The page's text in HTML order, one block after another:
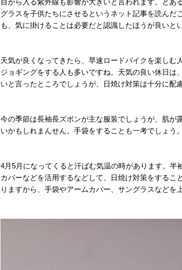
目から入る紫外線も影響が大きいと言われます。と
グラスを子供たちにさせるというネット記事を読んだ
も、気に掛けることは必要だと認識したほうが良いと
天気が良くなってきたら、早速ロードバイクを楽しむ
ジョギングをする人も多いですね。天気の良い休日は
いと言ったところでしょうが、日焼け対策は十分に配
今の季節は長袖長ズボンが主な服装でしょうが、肌が
いかもしれまんせん。手袋をすることも一考でしょう。
4月5月になってくると汗ばむ気温の時があります。半
カバーなどを活用するなどして、日焼け対策をする
りますから、手袋やアームカバー、サングラスなどを